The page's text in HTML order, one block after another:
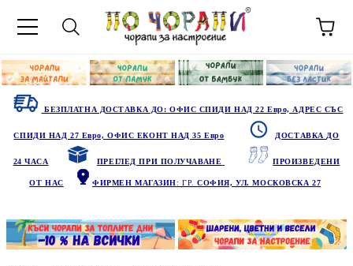
БЕЗПЛАТНА ДОСТАВКА ДО: ОФИС СПИДИ НАД 22 Евро, АДРЕС СЪС
СПИДИ НАД 27 Евро, ОФИС ЕКОНТ НАД 35 Евро ДОСТАВКА ДО
24 ЧАСА ПРЕГЛЕД ПРИ ПОЛУЧАВАНЕ ПРОИЗВЕДЕНИ
ОТ НАС ФИРМЕН МАГАЗИН: ГР.СОФИЯ, УЛ. МОСКОВСКА 27